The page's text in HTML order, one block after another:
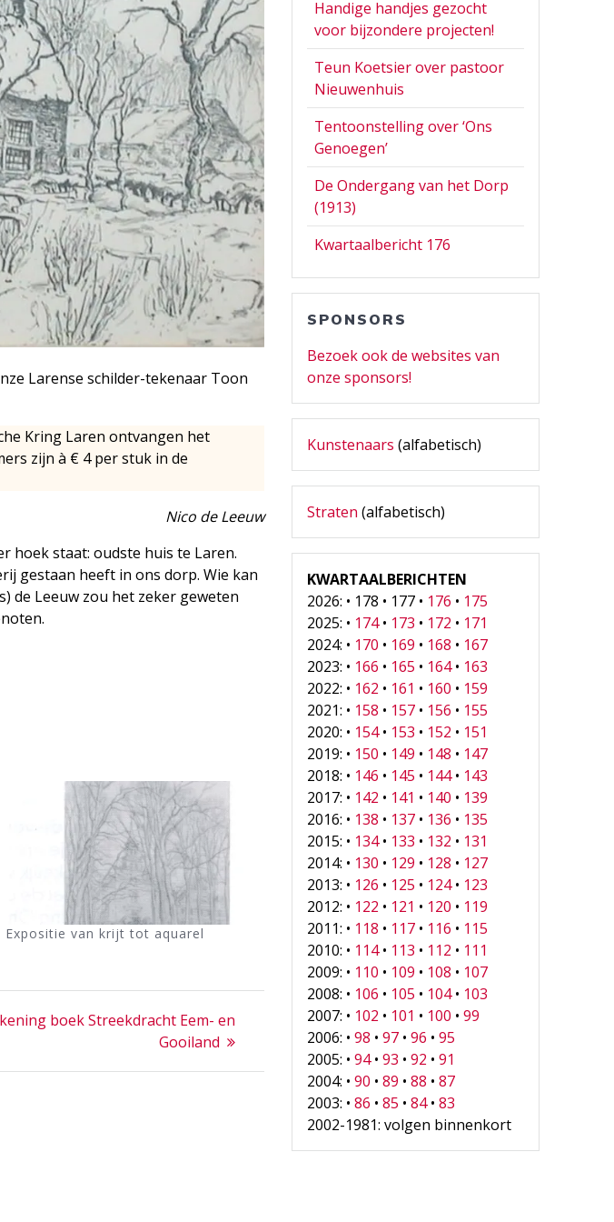
Larense schilder-tekenaar Toon
Kring Laren ontvangen het
zijn à € 4 per stuk in de
Nico de Leeuw
hoek staat: oudste huis te Laren.
gestaan heeft in ons dorp. Wie kan
de Leeuw zou het zeker geweten
Expositie van krijt tot aquarel
boek Streekdracht Eem- en
Gooiland
Handige handjes gezocht
voor bijzondere projecten!
Teun Koetsier over pastoor
Nieuwenhuis
Tentoonstelling over ‘Ons
Genoegen’
De Ondergang van het Dorp
(1913)
Kwartaalbericht 176
SPONSORS
Bezoek ook de websites van
onze sponsors!
Kunstenaars (alfabetisch)
Straten (alfabetisch)
KWARTAALBERICHTEN
2026: • 178 • 177 • 176 • 175
2025: • 174• 173 • 172 • 171
2024: • 170 • 169 • 168 • 167
2023: • 166 • 165 • 164• 163
2022: • 162 • 161 • 160 • 159
2021: • 158 • 157 • 156 • 155
2020: • 154• 153 • 152 • 151
2019: • 150 • 149 • 148 • 147
2018: • 146 • 145 • 144• 143
2017: • 142 • 141 • 140 • 139
2016: • 138 • 137 • 136 • 135
2015: • 134• 133 • 132 • 131
2014: • 130 • 129 • 128 • 127
2013: • 126 • 125 • 124• 123
2012: • 122 • 121 • 120 • 119
2011: • 118 • 117 • 116 • 115
2010: • 114• 113 • 112 • 111
2009: • 110 • 109 • 108 • 107
2008: • 106 • 105 • 104• 103
2007: • 102 • 101 • 100 •99
2006: •98 •97 •96 •95
2005: •94•93 •92 •91
2004: •90 •89 •88 •87
2003: •86 •85 •84•83
2002-1981: volgen binnenkort